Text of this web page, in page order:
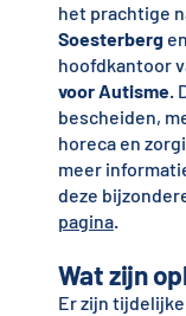
het prachtige
Soesterberg
hoofdkantoor
voor Autisme.
bescheiden,
horeca en
meer
deze
pagina.
Wat zijn
Er zijn